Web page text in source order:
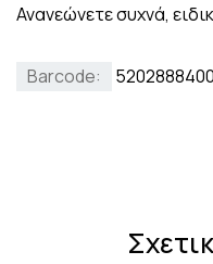
Ανανεώνετε συχνά,
Barcode: